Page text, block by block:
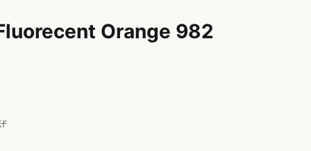
Orange 982